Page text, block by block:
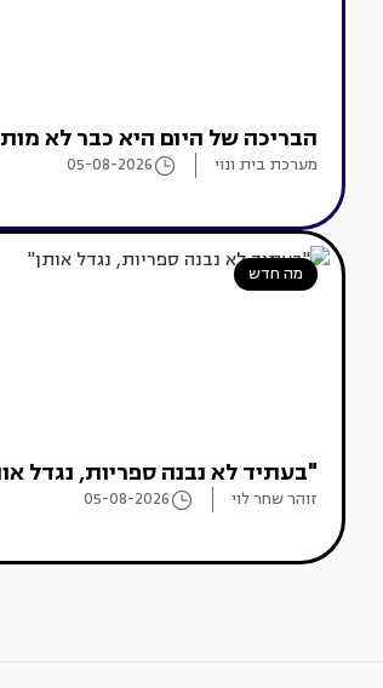
הבריכה של היום היא כבר לא
מערכת בית ונוי 05-08-2026
מה חדש
"בעתיד לא נבנה ספריות, נגדל
זוהר שחר לוי 05-08-2026